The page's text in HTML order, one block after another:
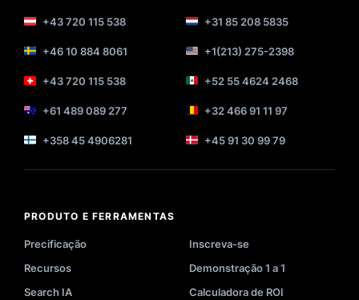
+43 720 115 538 +31 85 208 5835
+46 10 884 8061 +1(213) 275-2398
+43 720 115 538 +52 55 4624 2468
+61 489 089 277 +32 466 91 11 97
+358 45 4906281 +45 91 30 99 79
PRODUTO E FERRAMENTAS
Precificação
Inscreva-se
Recursos
Demonstração 1 a 1
Search IA
Calculadora de ROI